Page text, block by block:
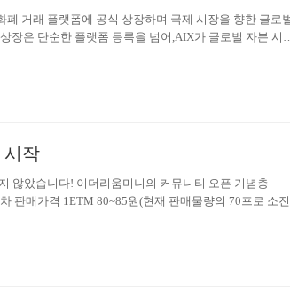
한 그들의 전념을 서술하고 있습니다.이제휴를 통해 디
을 위해 두 당사자들이 모두 함께 협업하는 것을확인하
폐 거래 플랫폼에 공식 상장하며 국제 시장을 향한 글로
장은 단순한 플랫폼 등록을 넘어,AIX가 글로벌 자본 시장
AIX 생태계 확장, 세 가지 핵심 방향 1. 커뮤니티 신뢰 강
시작
않았습니다! 이더리움미니의 커뮤니티 오픈 기념총
판매가격 1ETM 80~85원(현재 판매물량의 70프로 소진)
t.me/ETMOFFICIAL